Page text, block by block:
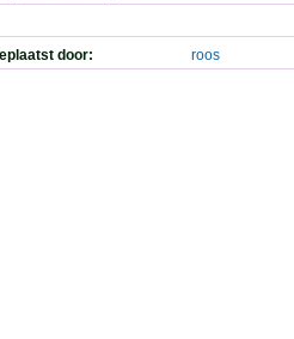
door: roos